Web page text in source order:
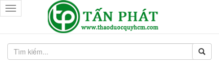
Toggle
navigation